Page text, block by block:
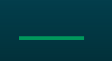
principal